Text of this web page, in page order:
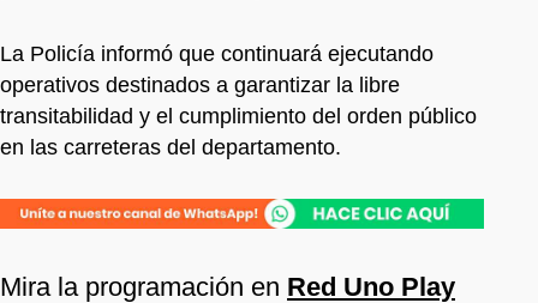
La Policía informó que continuará ejecutando
operativos destinados a garantizar la libre
transitabilidad y el cumplimiento del orden público
en las carreteras del departamento.
Mira la programación en Red Uno Play